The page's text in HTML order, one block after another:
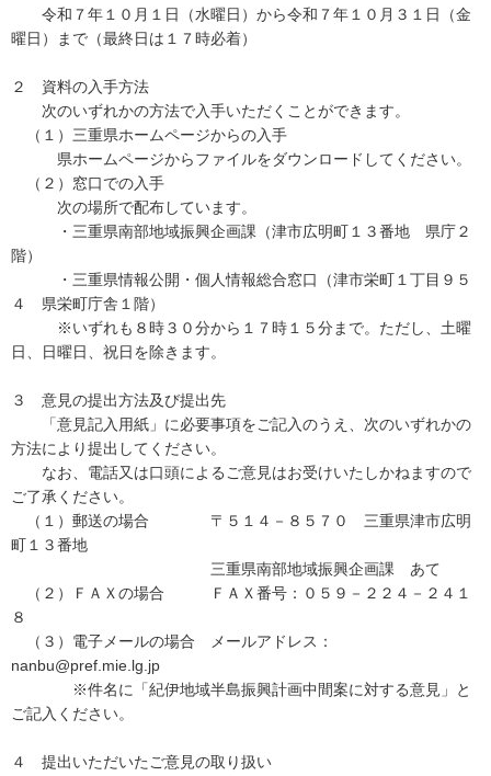
令和７年１０月１日（水曜日）から令和７年１０月３１日（金
曜日）まで（最終日は１７時必着）
２ 資料の入手方法
次のいずれかの方法で入手いただくことができます。
（１）三重県ホームページからの入手
県ホームページからファイルをダウンロードしてください。
（２）窓口での入手
次の場所で配布しています。
・三重県南部地域振興企画課（津市広明町１３番地 県庁２
階）
・三重県情報公開・個人情報総合窓口（津市栄町１丁目９５
４ 県栄町庁舎１階）
※いずれも８時３０分から１７時１５分まで。ただし、土曜
日、日曜日、祝日を除きます。
３ 意見の提出方法及び提出先
「意見記入用紙」に必要事項をご記入のうえ、次のいずれかの
方法により提出してください。
なお、電話又は口頭によるご意見はお受けいたしかねますので
ご了承ください。
（１）郵送の場合 〒５１４－８５７０ 三重県津市広明
町１３番地
三重県南部地域振興企画課 あて
（２）ＦＡＸの場合 ＦＡＸ番号：０５９－２２４－２４１
８
（３）電子メールの場合 メールアドレス：
nanbu@pref.mie.lg.jp
※件名に「紀伊地域半島振興計画中間案に対する意見」と
ご記入ください。
４ 提出いただいたご意見の取り扱い